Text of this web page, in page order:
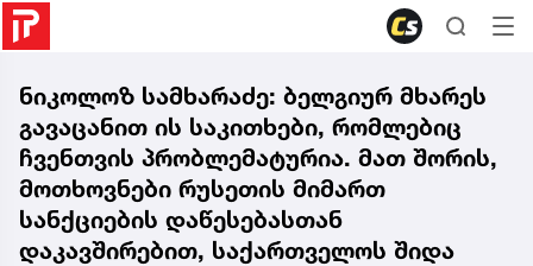
ნიკოლოზ სამხარაძე: ბელგიურ მხარეს
გავაცანით ის საკითხები, რომლებიც
ჩვენთვის პრობლემატურია. მათ შორის,
მოთხოვნები რუსეთის მიმართ
სანქციების დაწესებასთან
დაკავშირებით, საქართველოს შიდა